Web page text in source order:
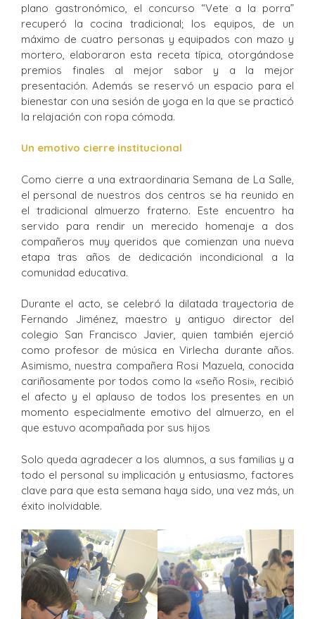
plano gastronómico, el concurso “Vete a la porra”
recuperó la cocina tradicional; los equipos, de un
máximo de cuatro personas y equipados con mazo y
mortero, elaboraron esta receta típica, otorgándose
premios finales al mejor sabor y a la mejor
presentación. Además se reservó un espacio para el
bienestar con una sesión de yoga en la que se practicó
la relajación con ropa cómoda.
Un emotivo cierre institucional
Como cierre a una extraordinaria Semana de La Salle,
el personal de nuestros dos centros se ha reunido en
el tradicional almuerzo fraterno. Este encuentro ha
servido para rendir un merecido homenaje a dos
compañeros muy queridos que comienzan una nueva
etapa tras años de dedicación incondicional a la
comunidad educativa.
Durante el acto, se celebró la dilatada trayectoria de
Fernando Jiménez, maestro y antiguo director del
colegio San Francisco Javier, quien también ejerció
como profesor de música en Virlecha durante años.
Asimismo, nuestra compañera Rosi Mazuela, conocida
cariñosamente por todos como la «seño Rosi», recibió
el afecto y el aplauso de todos los presentes en un
momento especialmente emotivo del almuerzo, en el
que estuvo acompañada por sus hijos
Solo queda agradecer a los alumnos, a sus familias y a
todo el personal su implicación y entusiasmo, factores
clave para que esta semana haya sido, una vez más, un
éxito inolvidable.